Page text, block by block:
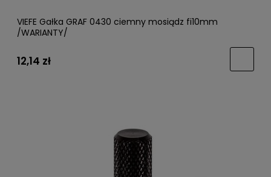
VIEFE Gałka GRAF 0430 ciemny mosiądz fi10mm
/WARIANTY/
12,14 zł